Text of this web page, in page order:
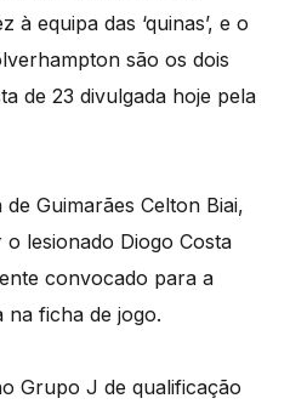
equipa das ‘quinas’, e o
são os dois
de 23 divulgada hoje pela
Guimarães Celton Biai,
lesionado Diogo Costa
convocado para a
na ficha de jogo.
Grupo J de qualificação